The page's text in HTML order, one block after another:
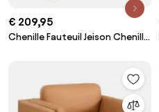
€ 209,95
Chenille Fauteuil Jeison Chenille